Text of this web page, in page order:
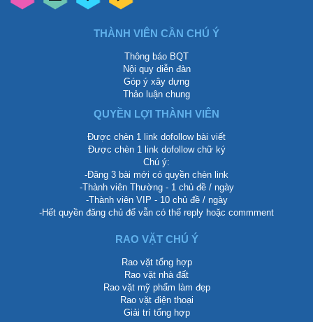
THÀNH VIÊN CẦN CHÚ Ý
Thông báo BQT
Nội quy diễn đàn
Góp ý xây dựng
Thảo luận chung
QUYỀN LỢI THÀNH VIÊN
Được chèn 1 link dofollow bài viết
Được chèn 1 link dofollow chữ ký
Chú ý:
-Đăng 3 bài mới có quyền chèn link
-Thành viên Thường - 1 chủ đề / ngày
-Thành viên VIP - 10 chủ đề / ngày
-Hết quyền đăng chủ để vẫn có thể reply hoặc commment
RAO VẶT CHÚ Ý
Rao vặt tổng hợp
Rao vặt nhà đất
Rao vặt mỹ phẩm làm đẹp
Rao vặt điện thoại
Giải trí tổng hợp